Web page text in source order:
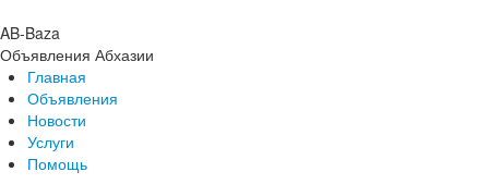
AB-Baza
Объявления Абхазии
Главная
Объявления
Новости
Услуги
Помощь